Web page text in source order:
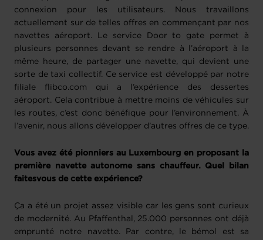
connexion pour les utilisateurs. Nous travaillons
actuellement sur de telles offres en commençant par nos
navettes aéroport. Le service Door to gate permet à
plusieurs personnes devant se rendre à l’aéroport à la
même heure, de partager une navette, qui devient une
sorte de taxi collectif. Ce service est développé par notre
filiale flibco.com qui a l’expérience des dessertes
aéroport. Cela contribue à mettre moins de véhicules sur
les routes, c’est donc bénéfique pour l’environnement. À
l’avenir, nous allons développer d’autres offres de ce type.
Vous avez été pionniers au Luxembourg en proposant la
première navette autonome sans chauffeur. Quel bilan
faitesvous de cette expérience?
Ça a été un projet assez visible car les gens sont curieux
de modernité. Au Pfaffenthal, 25.000 personnes ont déjà
emprunté notre navette. Par contre, le bémol est sa